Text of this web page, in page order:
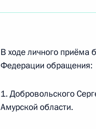
конференц-связи
Президента
В ходе личного приёма
Федерации обращения:
1. Добровольского
Амурской области.